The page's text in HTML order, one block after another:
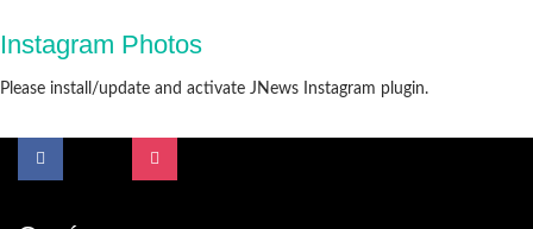
Instagram Photos
Please install/update and activate JNews Instagram plugin.